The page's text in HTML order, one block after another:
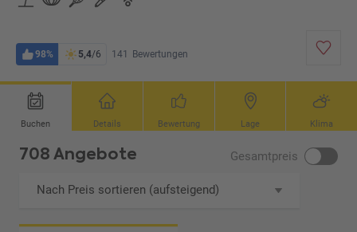
98% 5,4/6 141 Bewertungen
Buchen Details Bewertung Lage Klima
708 Angebote Gesamtpreis
Nach Preis sortieren (aufsteigend)